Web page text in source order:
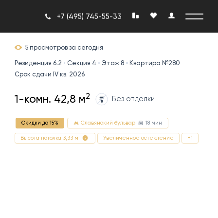
+7 (495) 745-55-33
5 просмотров за сегодня
Резиденция 6.2 Секция 4 Этаж 8
Квартира №280
Срок сдачи IV кв. 2026
1-комн. 42,8 м2 Без отделки
Скидки до 15% Славянский бульвар 18 мин
Высота потолка 3,33 м Увеличенное остекление +1